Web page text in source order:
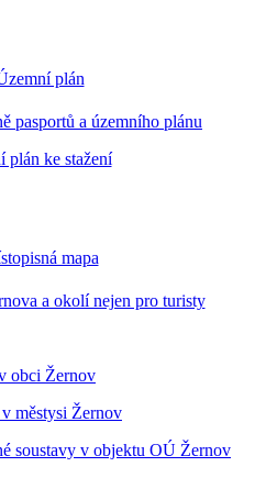
pasportů a územního plánu
plán ke stažení
a okolí nejen pro turisty
obci Žernov
městysi Žernov
soustavy v objektu OÚ Žernov